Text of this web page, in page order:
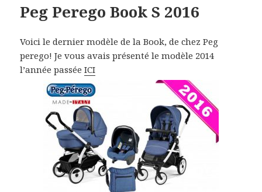
Peg Perego Book S 2016
Voici le dernier modèle de la Book, de chez Peg
perego! Je vous avais présenté le modèle 2014
l’année passéeICI